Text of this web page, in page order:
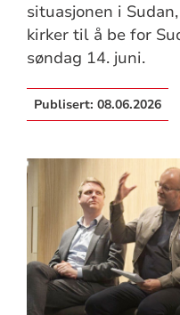
situasjonen i
kirker til å be for
søndag 14. juni.
Publisert: 08.06.2026